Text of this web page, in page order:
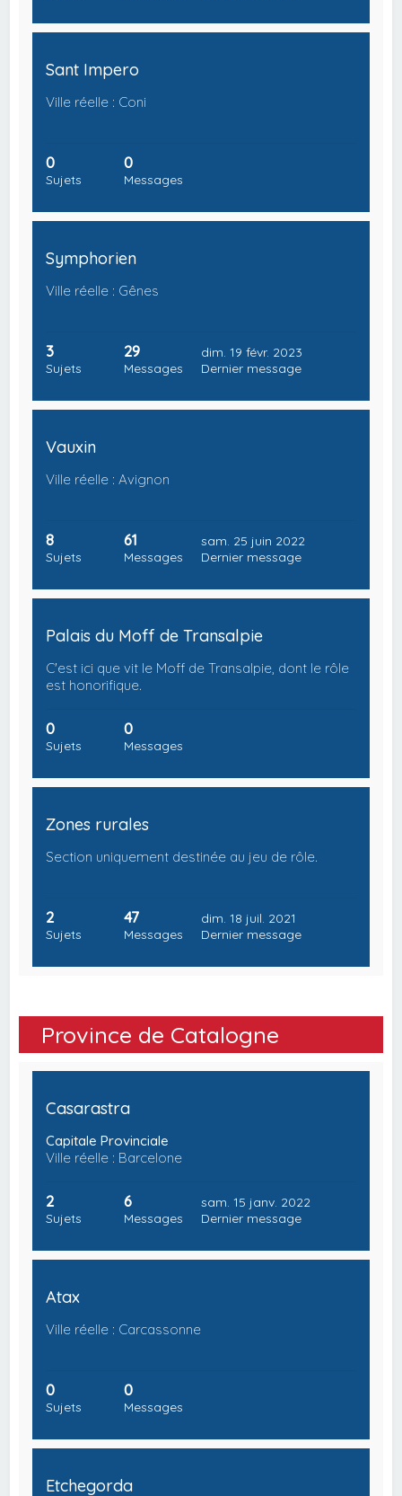
Sant Impero
Ville réelle : Coni
0
Sujets
0
Messages
Symphorien
Ville réelle : Gênes
3
Sujets
29
Messages
dim. 19 févr. 2023
Dernier message
Vauxin
Ville réelle : Avignon
8
Sujets
61
Messages
sam. 25 juin 2022
Dernier message
Palais du Moff de Transalpie
C'est ici que vit le Moff de Transalpie, dont le rôle
est honorifique.
0
Sujets
0
Messages
Zones rurales
Section uniquement destinée au jeu de rôle.
2
Sujets
47
Messages
dim. 18 juil. 2021
Dernier message
Province de Catalogne
Casarastra
Capitale Provinciale
Ville réelle : Barcelone
2
Sujets
6
Messages
sam. 15 janv. 2022
Dernier message
Atax
Ville réelle : Carcassonne
0
Sujets
0
Messages
Etchegorda